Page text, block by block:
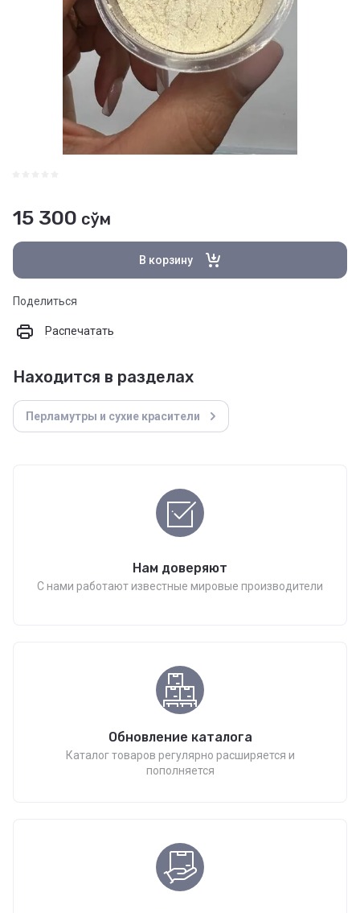
15 300 сўм
В корзину
Поделиться
Распечатать
Находится в разделах
Перламутры и сухие красители
Нам доверяют
С нами работают известные мировые производители
Обновление каталога
Каталог товаров регулярно расширяется и
пополняется